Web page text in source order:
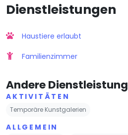
Dienstleistungen
Haustiere erlaubt
Familienzimmer
Andere
AKTIVITÄTEN
Temporäre Kunstgalerien
ALLGEMEIN